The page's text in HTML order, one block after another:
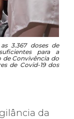
3.367 doses de
para a
de Convivência do
de Covid-19 dos
da